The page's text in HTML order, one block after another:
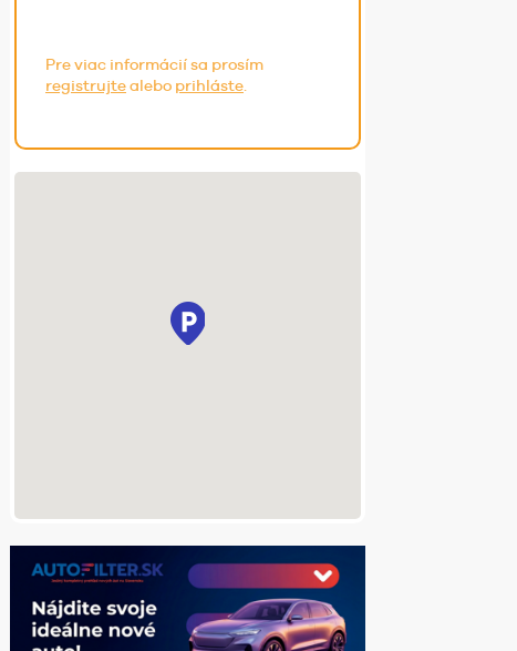
Pre viac informácií sa prosím
registrujtealebo prihláste